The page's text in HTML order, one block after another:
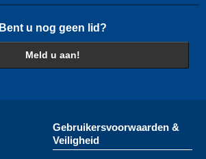
Bent u nog geen lid?
Meld u aan!
Gebruikersvoorwaarden &
Veiligheid